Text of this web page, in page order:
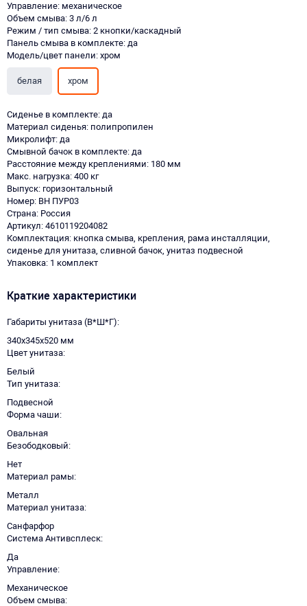
Управление: механическое
Объем смыва: 3 л/6 л
Режим / тип смыва: 2 кнопки/каскадный
Панель смыва в комплекте: да
Модель/цвет панели: хром
белая хром
Сиденье в комплекте: да
Материал сиденья: полипропилен
Микролифт: да
Смывной бачок в комплекте: да
Расстояние между креплениями: 180 мм
Макс. нагрузка: 400 кг
Выпуск: горизонтальный
Номер: ВН ПУР03
Страна: Россия
Артикул: 4610119204082
Комплектация: кнопка смыва, крепления, рама инсталляции,
сиденье для унитаза, сливной бачок, унитаз подвесной
Упаковка: 1 комплект
Краткие характеристики
Габариты унитаза (В*Ш*Г)
340х345х520 мм
Цвет унитаза
Белый
Тип унитаза
Подвесной
Форма чаши
Овальная
Безободковый
Нет
Материал рамы
Металл
Материал унитаза
Санфарфор
Система Антивсплеск
Да
Управление
Механическое
Объем смыва